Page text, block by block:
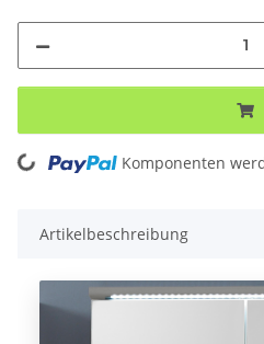
Loading... Komponenten
Artikelbeschreibung